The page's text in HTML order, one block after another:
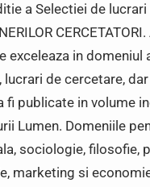
a Selectiei de
in
de cercetare,
publicate in volume
Lumen. Domeniile
sociologie, filosofie,
marketing si